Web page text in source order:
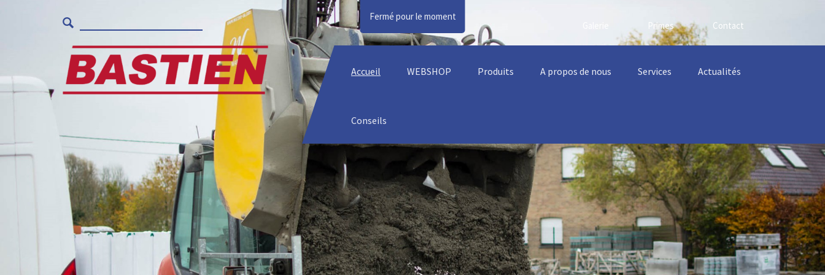
Fermé pour le moment
Primes Contact
Accueil WEBSHOP Produits A propos de nous Services Actualités
Conseils